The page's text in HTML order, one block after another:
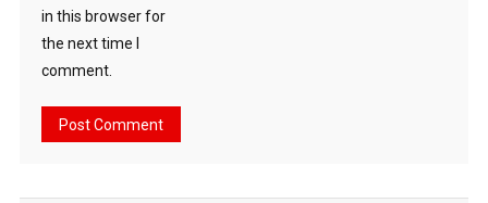
in this browser for
the next time I
comment.